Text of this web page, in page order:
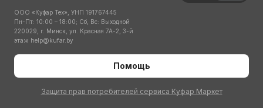
ООО «Куфар Тех», УНП 191767445
Пн-Пт: 10:00 – 18:00; Сб, Вс: Выходной
220029, г. Минск, ул. Красная 7А-2, 3-й
этаж help@kufar.by
Помощь
Защита прав потребителей сервиса Куфар Маркет